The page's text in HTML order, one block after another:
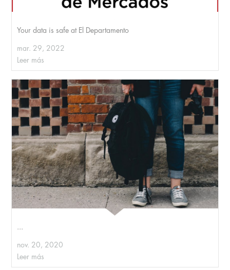
Your data is safe at El Departamento
mar. 29, 2022
Leer más
...
nov. 20, 2020
Leer más